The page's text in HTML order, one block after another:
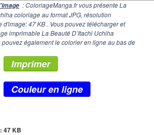
: ColoriageManga.fr vous présente La
coloriage au format JPG, résolution
d'image: 47 KB . Vous pouvez télécharger et
imprimable La Beauté D’Itachi Uchiha
pouvez également le colorier en ligne au bas de
Imprimer
Couleur en ligne
47 KB